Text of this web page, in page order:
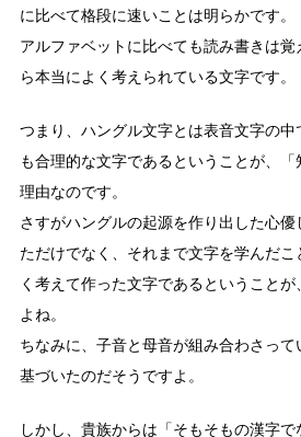
に比べて格段に速いことは明らかです。
アルファベットに比べても読み書きは
ら本当によく考えられている文字です。
つまり、ハングル文字とは表音文字の
も合理的な文字であるということが、
理由なのです。
さすがハングルの起源を作り出した心
ただけでなく、それまで文字を学んだこ
く考えて作った文字であるということ
よね。
ちなみに、子音と母音が組み合わさっ
基づいたのだそうですよ。
しかし、貴族からは「そもそもの漢字